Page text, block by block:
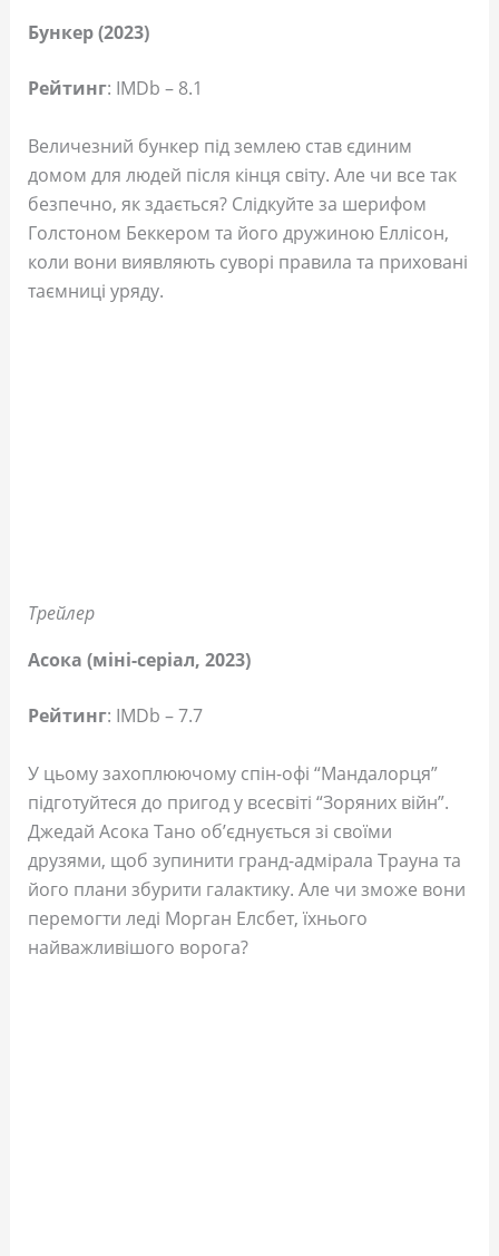
Бункер (2023)
Рейтинг: IMDb – 8.1
Величезний бункер під землею став єдиним
домом для людей після кінця світу. Але чи все так
безпечно, як здається? Слідкуйте за шерифом
Голстоном Беккером та його дружиною Еллісон,
коли вони виявляють суворі правила та приховані
таємниці уряду.
Трейлер
Асока (міні-серіал, 2023)
Рейтинг: IMDb – 7.7
У цьому захоплюючому спін-офі “Мандалорця”
підготуйтеся до пригод у всесвіті “Зоряних війн”.
Джедай Асока Тано об’єднується зі своїми
друзями, щоб зупинити гранд-адмірала Трауна та
його плани збурити галактику. Але чи зможе вони
перемогти леді Морган Елсбет, їхнього
найважливішого ворога?